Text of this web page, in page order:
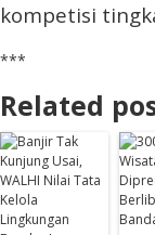
kompetisi
***
Related